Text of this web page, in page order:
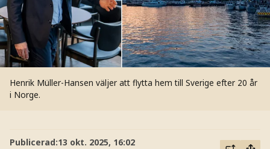
Henrik Müller-Hansen väljer att flytta hem till Sverige efter 20 år
i Norge.
Publicerad:13 okt. 2025, 16:02